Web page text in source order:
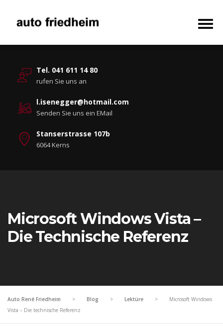
Tel. 041 611 14 80
rufen Sie uns an
l.isenegger@hotmail.com
Senden Sie uns ein EMail
Stanserstrasse 107b
6064 Kerns
Microsoft Windows Vista –
Die Technische Referenz
Auto René Friedheim > Blog > Lektüre >
Microsoft Windows
Vista – Die technische Referenz